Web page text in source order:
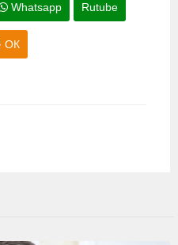
Whatsapp Rutube
ОК